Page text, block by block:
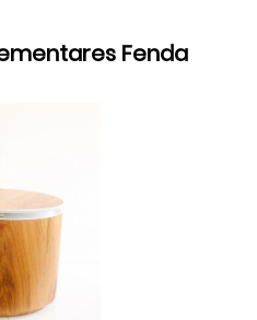
Fenda